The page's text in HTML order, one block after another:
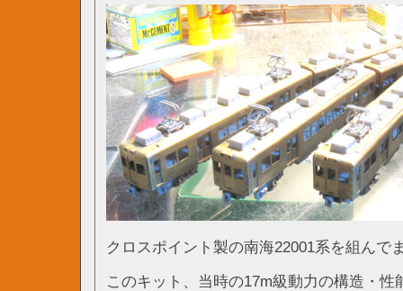
クロスポイント製の南海22001系を組んで
このキット、当時の17m級動力の構造・性